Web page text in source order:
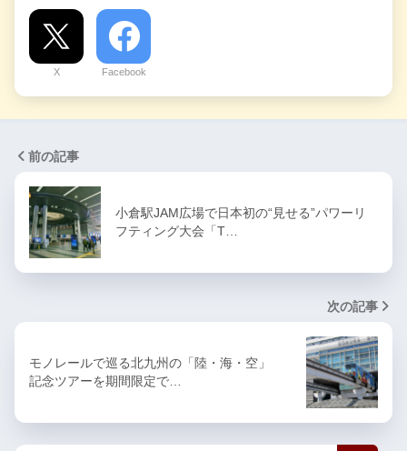
X Facebook
前の記事
小倉駅JAM広場で日本初の“見せる”パワーリ
フティング大会「T…
次の記事
モノレールで巡る北九州の「陸・海・空」
記念ツアーを期間限定で…